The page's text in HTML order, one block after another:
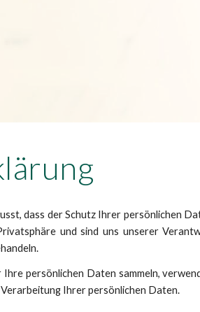
dass der Schutz Ihrer persönlichen
und sind uns unserer
persönlichen Daten sammeln,
Ihrer persönlichen Daten.